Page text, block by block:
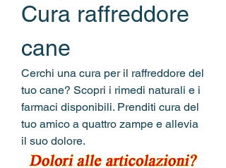
Cura raffreddore
cane
Cerchi una cura per il raffreddore del
tuo cane? Scopri i rimedi naturali e i
farmaci disponibili. Prenditi cura del
tuo amico a quattro zampe e allevia
il suo dolore.